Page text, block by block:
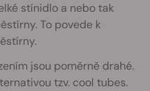
stínidlo a nebo tak
To povede k
jsou poměrně drahé.
tzv. cool tubes.